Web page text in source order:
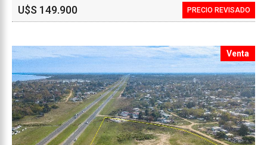
PRECIO REVISADO
U$S 149.900
Venta